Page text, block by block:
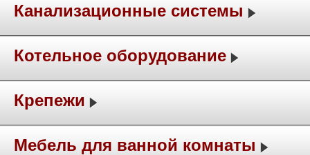
Канализационные системы
Котельное оборудование
Крепежи
Мебель для ванной комнаты